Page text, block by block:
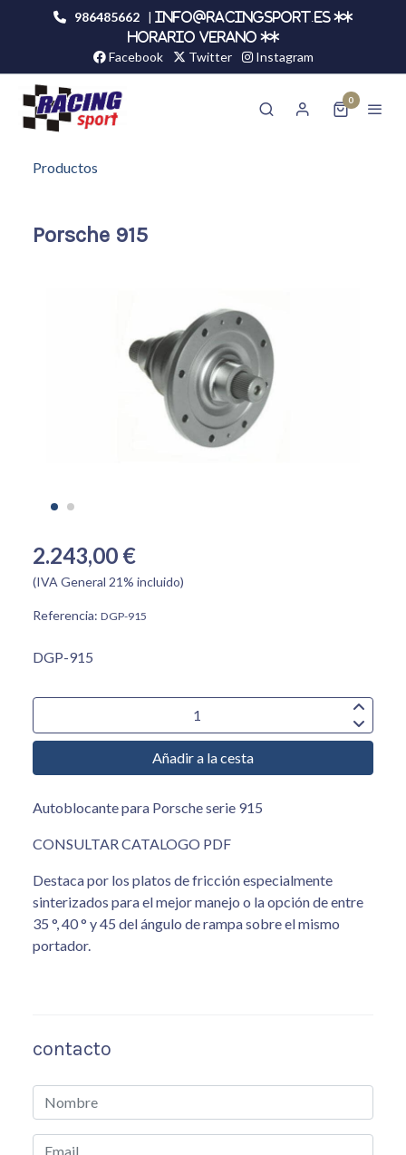
986485662 |
info@racingsport.es **
HORARIO VERANO **
Facebook Twitter Instagram
0
Productos
Porsche 915
2.243,00 €
(IVA General 21% incluido)
Referencia: DGP-915
DGP-915
Añadir a la cesta
Autoblocante para Porsche serie 915
CONSULTAR CATALOGO PDF
Destaca por los platos de fricción especialmente
sinterizados para el mejor manejo o la opción de entre
35 °, 40 ° y 45 del ángulo de rampa sobre el mismo
portador.
contacto